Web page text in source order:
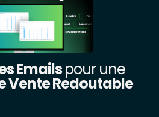
Emailspour une
Vente Redoutable